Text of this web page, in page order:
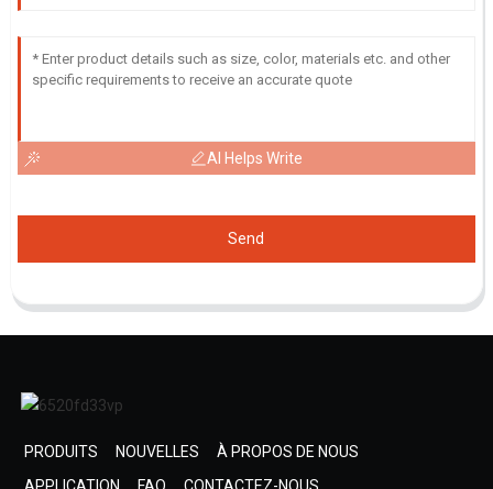
AI Helps Write
Send
PRODUITS NOUVELLES
À PROPOS DE NOUS